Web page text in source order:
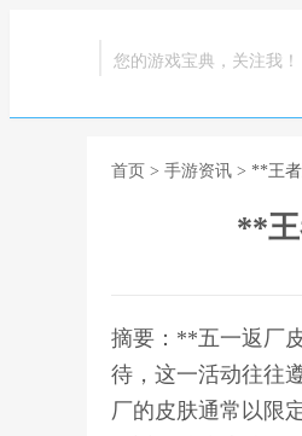
您的游戏宝典，关注我！
首页 > 手游资讯 > **王
**王
摘要：**五一返厂
待，这一活动往往
厂的皮肤通常以限